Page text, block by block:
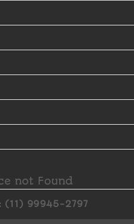
not Found
(11) 99945-2797